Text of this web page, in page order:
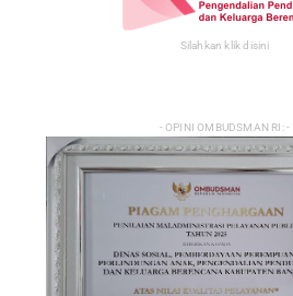
Silahkan klik disini
- OPINI OMBUDSMAN RI: -